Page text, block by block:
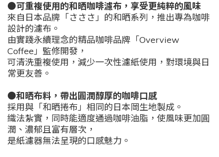
●可重複使用的和晒咖啡濾布，享受更純粹的風味
來自日本品牌「さささ」的和晒系列，推出專為咖啡
設計的濾布。
由實踐永續理念的精品咖啡品牌「Overview
Coffee」監修開發，
可清洗重複使用，減少一次性濾紙使用，對環境與日
常更友善。
●和晒布料，帶出圓潤醇厚的咖啡口感
採用與「和晒捲布」相同的日本岡生地製成。
織法紮實，同時能適度通過咖啡油脂，使風味更加圓
潤、濃郁且富有層次，
是紙濾器無法呈現的口感魅力。